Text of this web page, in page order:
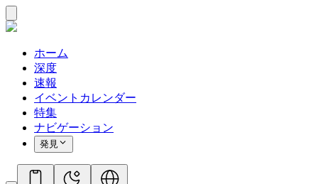
ホーム
深度
速報
イベントカレンダー
特集
ナビゲーション
発見